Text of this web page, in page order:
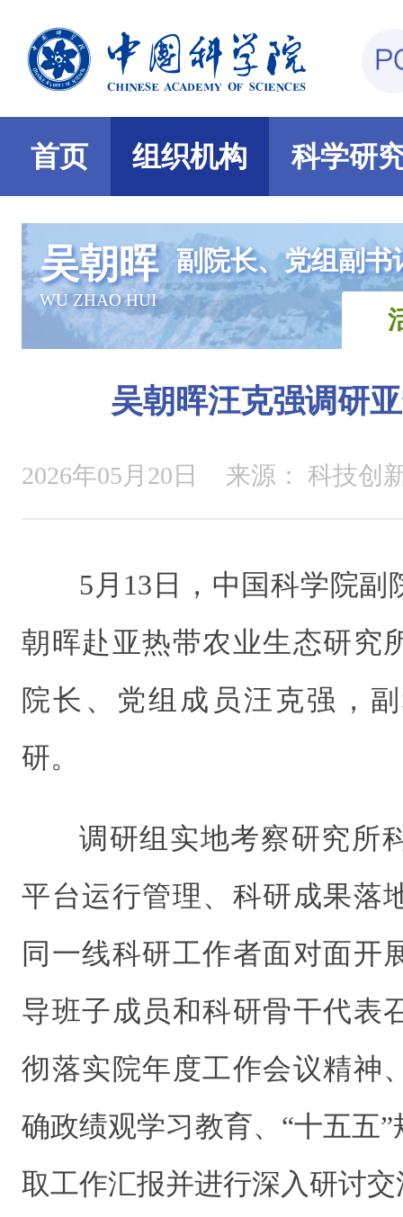
首页 组织机构 科学研
吴朝晖
WU ZHAO HUI
副院长、党组副书
吴朝晖汪克强调研
2026年05月20日 来源： 科技创
5月13日，中国科学院
朝晖赴亚热带农业生态研究
院长、党组成员汪克强，
研。
调研组实地考察研究所
平台运行管理、科研成果落
同一线科研工作者面对面开
导班子成员和科研骨干代表
彻落实院年度工作会议精神
确政绩观学习教育、“十五五
取工作汇报并进行深入研讨交